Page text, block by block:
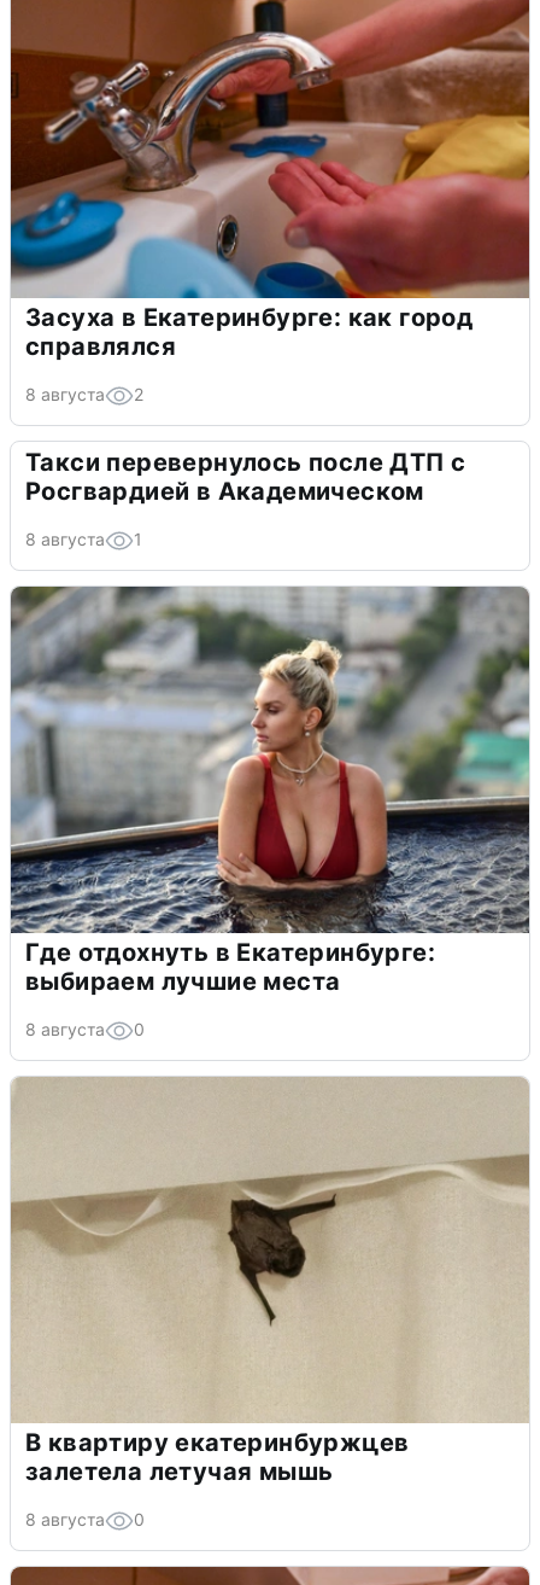
Засуха в Екатеринбурге: как город
справлялся
8 августа 2
Такси перевернулось после ДТП с
Росгвардией в Академическом
8 августа 1
Где отдохнуть в Екатеринбурге:
выбираем лучшие места
8 августа 0
В квартиру екатеринбуржцев
залетела летучая мышь
8 августа 0